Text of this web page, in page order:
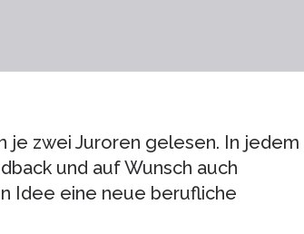
je zwei Juroren gelesen. In jedem
und auf Wunsch auch
Idee eine neue berufliche